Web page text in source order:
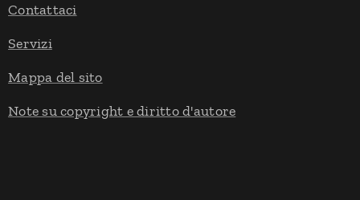
Contattaci
Servizi
Mappa del sito
Note su copyright e diritto d'autore